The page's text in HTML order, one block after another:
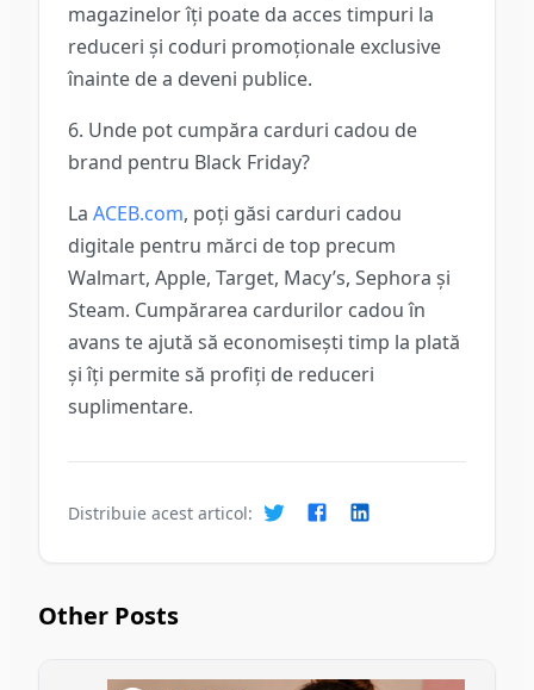
magazinelor îți poate da acces timpuri la
reduceri și coduri promoționale exclusive
înainte de a deveni publice.
6. Unde pot cumpăra carduri cadou de
brand pentru Black Friday?
La ACEB.com, poți găsi carduri cadou
digitale pentru mărci de top precum
Walmart, Apple, Target, Macy’s, Sephora și
Steam. Cumpărarea cardurilor cadou în
avans te ajută să economisești timp la plată
și îți permite să profiți de reduceri
suplimentare.
Distribuie acest articol:
Other Posts